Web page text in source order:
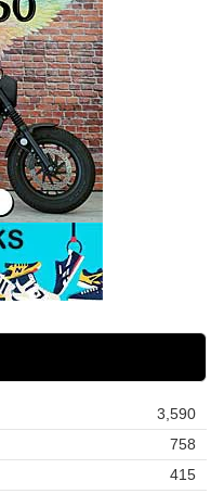
3,590
758
415